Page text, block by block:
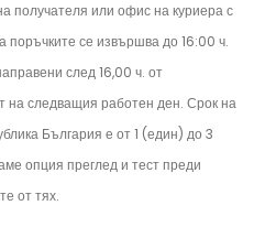
получателя или офис на куриера с
се извършва до 16:00 ч.
след 16,00 ч. от
на следващия работен ден. Срок на
България е от 1 (един) до 3
опция преглед и тест преди
от тях.